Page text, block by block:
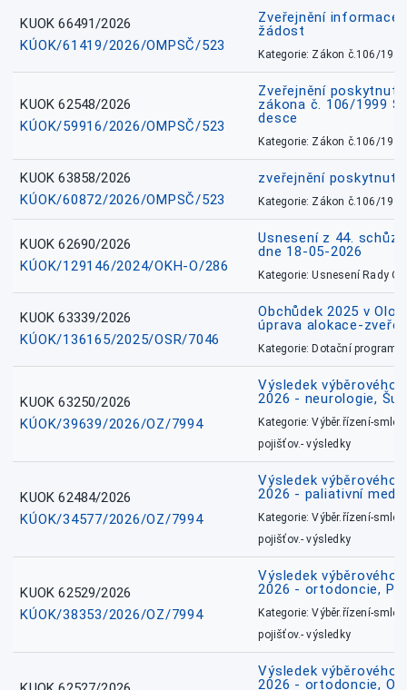
KUOK 66491/2026
KÚOK/61419/2026/OMPSČ/523
Zveřejnění informace
žádost
Kategorie: Zákon č.106/1999
KUOK 62548/2026
KÚOK/59916/2026/OMPSČ/523
Zveřejnění
zákona č. 106/1999
desce
Kategorie: Zákon č.106/1999
KUOK 63858/2026
KÚOK/60872/2026/OMPSČ/523
zveřejnění
Kategorie: Zákon č.106/1999
KUOK 62690/2026
KÚOK/129146/2024/OKH-O/286
Usnesení z 44.
dne 18-05-2026
Kategorie: Usnesení Rady
KUOK 63339/2026
KÚOK/136165/2025/OSR/7046
Obchůdek 2025 v
úprava alokace-
Kategorie: Dotační
KUOK 63250/2026
KÚOK/39639/2026/OZ/7994
Výsledek výběrového
2026 - neurologie,
Kategorie: Výběr.řízení-
pojišťov.- výsledky
KUOK 62484/2026
KÚOK/34577/2026/OZ/7994
Výsledek výběrového
2026 - paliativní
Kategorie: Výběr.řízení-
pojišťov.- výsledky
KUOK 62529/2026
KÚOK/38353/2026/OZ/7994
Výsledek výběrového
2026 - ortodoncie,
Kategorie: Výběr.řízení-
pojišťov.- výsledky
Výsledek výběrového
2026 - ortodoncie,